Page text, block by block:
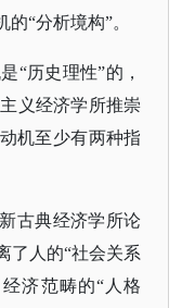
“分析境构”。
“历史理性”的，
义经济学所推崇
机至少有两种指
古典经济学所论
了人的“社会关系
济范畴的“人格